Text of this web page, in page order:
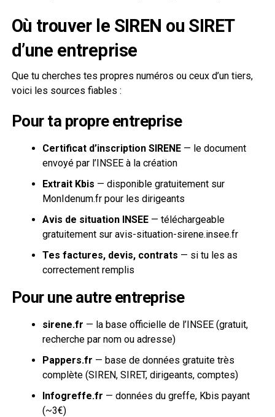
Où trouver le SIREN ou SIRET
d’une entreprise
Que tu cherches tes propres numéros ou ceux d’un tiers,
voici les sources fiables :
Pour ta propre entreprise
Certificat d’inscription SIRENE— le document
envoyé par l’INSEE à la création
Extrait Kbis — disponible gratuitement sur
MonIdenum.fr pour les dirigeants
Avis de situation INSEE— téléchargeable
gratuitement sur avis-situation-sirene.insee.fr
Tes factures, devis, contrats — si tu les as
correctement remplis
Pour une autre entreprise
sirene.fr — la base officielle de l’INSEE (gratuit,
recherche par nom ou adresse)
Pappers.fr — base de données gratuite très
complète (SIREN, SIRET, dirigeants, comptes)
Infogreffe.fr — données du greffe, Kbis payant
(~3€)